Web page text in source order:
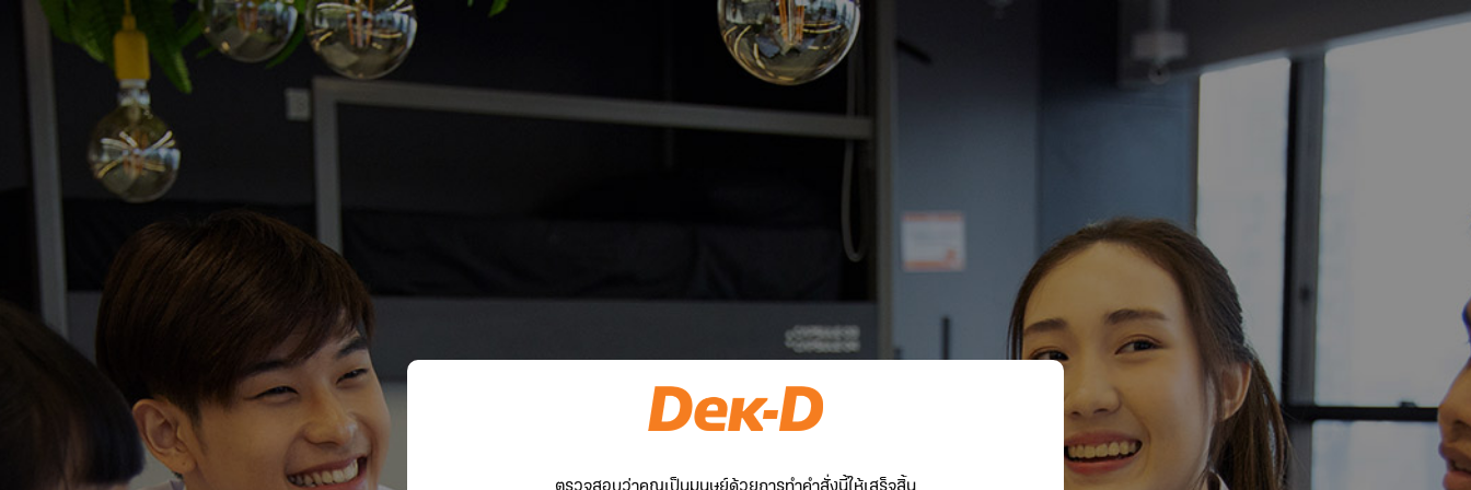
ตรวจสอบว่าคุณเป็นมนุษย์ด้วยการทำคำสั่งนี้ให้เสร็จสิ้น